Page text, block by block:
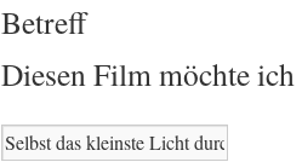
Betreff
Diesen Film möchte